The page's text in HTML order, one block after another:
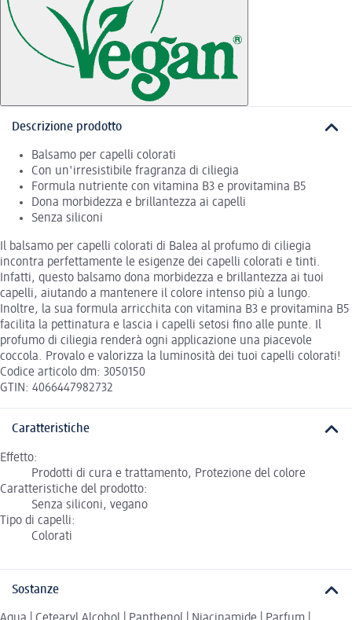
Descrizione prodotto
Balsamo per capelli colorati
Con un'irresistibile fragranza di ciliegia
Formula nutriente con vitamina B3 e provitamina B5
Dona morbidezza e brillantezza ai capelli
Senza siliconi
Il balsamo per capelli colorati di Balea al profumo di ciliegia
incontra perfettamente le esigenze dei capelli colorati e tinti.
Infatti, questo balsamo dona morbidezza e brillantezza ai tuoi
capelli, aiutando a mantenere il colore intenso più a lungo.
Inoltre, la sua formula arricchita con vitamina B3 e provitamina B5
facilita la pettinatura e lascia i capelli setosi fino alle punte. Il
profumo di ciliegia renderà ogni applicazione una piacevole
coccola. Provalo e valorizza la luminosità dei tuoi capelli colorati!
Codice articolo dm: 3050150
GTIN: 4066447982732
Caratteristiche
Effetto:
Prodotti di cura e trattamento, Protezione del colore
Caratteristiche del prodotto:
Senza siliconi, vegano
Tipo di capelli:
Colorati
Sostanze